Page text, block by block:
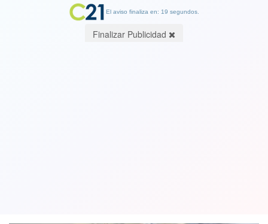
El aviso finaliza en: 19 segundos.
Finalizar Publicidad